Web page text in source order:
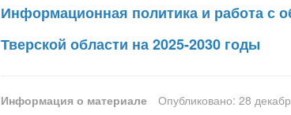
Информационная политика и работа с
Тверской области на 2025-2030 годы
Информация о материале
Опубликовано: 28